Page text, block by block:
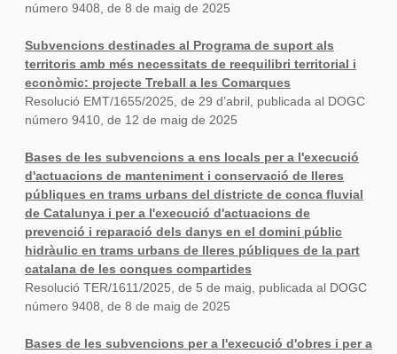
número 9408, de 8 de maig de 2025
Subvencions destinades al Programa de suport als
territoris amb més necessitats de reequilibri territorial i
econòmic: projecte Treball a les Comarques
Resolució EMT/1655/2025, de 29 d’abril, publicada al DOGC
número 9410, de 12 de maig de 2025
Bases de les subvencions a ens locals per a l'execució
d'actuacions de manteniment i conservació de lleres
públiques en trams urbans del districte de conca fluvial
de Catalunya i per a l'execució d'actuacions de
prevenció i reparació dels danys en el domini públic
hidràulic en trams urbans de lleres públiques de la part
catalana de les conques compartides
Resolució TER/1611/2025, de 5 de maig, publicada al DOGC
número 9408, de 8 de maig de 2025
Bases de les subvencions per a l'execució d'obres i per a